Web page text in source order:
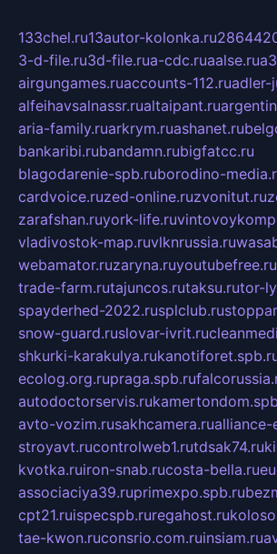
133chel.ru13autor-kolonka.ru
3-d-file.ru3d-file.rua-cdc.ruaalse.ru
airgungames.ruaccounts-112.ruadler-
alfeihavsalnassr.rualtaipant.ru
aria-family.ruarkrym.ruashanet.ru
bankaribi.rubandamn.rubigfatcc.ru
blagodarenie-spb.ruborodino-
cardvoice.ruzed-online.ruzvonitut.ru
zarafshan.ruyork-life.ru
vladivostok-map.ruvlknrussia.ru
webamator.ruzaryna.ruyoutubefree.ru
trade-farm.rutajuncos.rutaksu.rutor-
spayderhed-2022.rusplclub.ru
snow-guard.ruslovar-ivrit.ru
shkurki-karakulya.ru
ecolog.org.rupraga.spb.ru
autodoctorservis.ru
avto-vozim.rusakhcamera.rualliance-
stroyavt.rucontrolweb1.rutdsak74.ru
kvotka.ruiron-snab.rucosta-bella.ru
associaciya39.ruprimexpo.spb.ru
cpt21.ruispecspb.ruregahost.ru
tae-kwon.ruconsrio.com.ruinsiam.ru